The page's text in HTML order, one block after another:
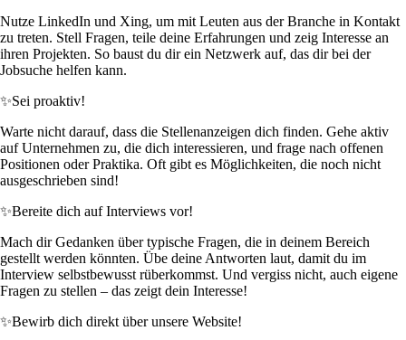
Nutze LinkedIn und Xing, um mit Leuten aus der Branche in Kontakt
zu treten. Stell Fragen, teile deine Erfahrungen und zeig Interesse an
ihren Projekten. So baust du dir ein Netzwerk auf, das dir bei der
Jobsuche helfen kann.
✨Sei proaktiv!
Warte nicht darauf, dass die Stellenanzeigen dich finden. Gehe aktiv
auf Unternehmen zu, die dich interessieren, und frage nach offenen
Positionen oder Praktika. Oft gibt es Möglichkeiten, die noch nicht
ausgeschrieben sind!
✨Bereite dich auf Interviews vor!
Mach dir Gedanken über typische Fragen, die in deinem Bereich
gestellt werden könnten. Übe deine Antworten laut, damit du im
Interview selbstbewusst rüberkommst. Und vergiss nicht, auch eigene
Fragen zu stellen – das zeigt dein Interesse!
✨Bewirb dich direkt über unsere Website!